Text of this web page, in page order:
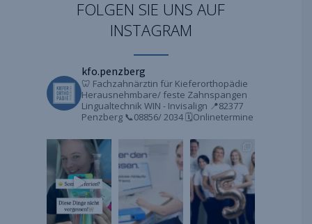
FOLGEN SIE UNS AUF
INSTAGRAM
kfo.penzberg
🦷 Fachzahnärztin für Kieferorthopädie
Herausnehmbare/ feste Zahnspangen
Lingualtechnik WIN - Invisalign 📍82377
Penzberg📞08856/ 2034🗓️Onlinetermine